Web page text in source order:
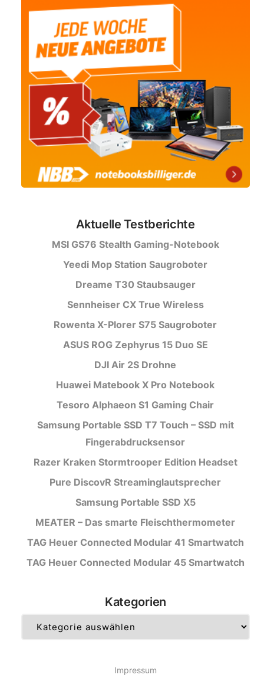
Aktuelle Testberichte
MSI GS76 Stealth Gaming-Notebook
Yeedi Mop Station Saugroboter
Dreame T30 Staubsauger
Sennheiser CX True Wireless
Rowenta X-Plorer S75 Saugroboter
ASUS ROG Zephyrus 15 Duo SE
DJI Air 2S Drohne
Huawei Matebook X Pro Notebook
Tesoro Alphaeon S1 Gaming Chair
Samsung Portable SSD T7 Touch – SSD mit
Fingerabdrucksensor
Razer Kraken Stormtrooper Edition Headset
Pure DiscovR Streaminglautsprecher
Samsung Portable SSD X5
MEATER – Das smarte Fleischthermometer
TAG Heuer Connected Modular 41 Smartwatch
TAG Heuer Connected Modular 45 Smartwatch
Kategorien
Impressum